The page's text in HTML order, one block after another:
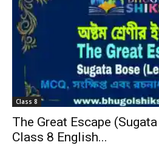
Class 8
The Great Escape
Class 8 English...